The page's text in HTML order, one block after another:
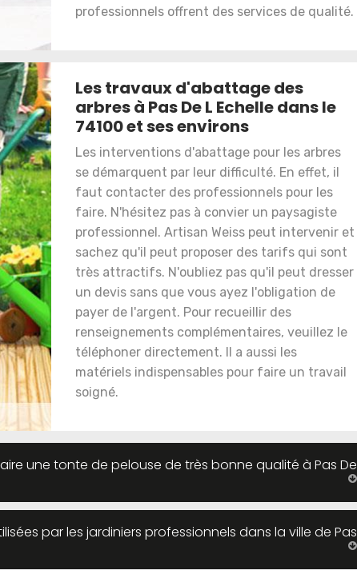
professionnels offrent des services de qualité.
Les travaux d'abattage des
arbres à Pas De L Echelle dans le
74100 et ses environs
Les interventions d'abattage pour les arbres
se démarquent par leur difficulté. En effet, il
faut contacter des professionnels pour les
faire. N'hésitez pas à convier un paysagiste
professionnel. Artisan Weiss peut intervenir et
sachez qu'il peut proposer des tarifs qui sont
très attractifs. N'oubliez pas qu'il peut dresser
un devis sans que vous ayez l'obligation de
payer de l'argent. Pour recueillir des
renseignements complémentaires, veuillez le
téléphoner directement. Il a aussi les
matériels indispensables pour faire un travail
soigné.
une tonte de pelouse de très bonne qualité à Pas De
par les jardiniers professionnels dans la ville de Pas